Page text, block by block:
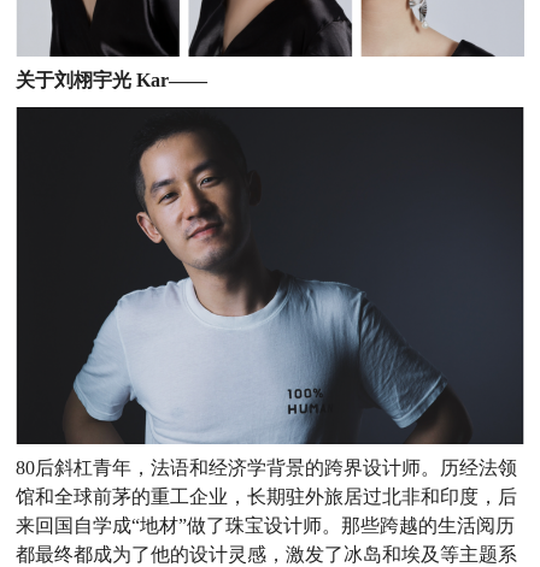
关于刘栩宇光 Kar——
80后斜杠青年，法语和经济学背景的跨界设计师。历经法领
馆和全球前茅的重工企业，长期驻外旅居过北非和印度，后
来回国自学成“地材”做了珠宝设计师。那些跨越的生活阅历
都最终都成为了他的设计灵感，激发了冰岛和埃及等主题系